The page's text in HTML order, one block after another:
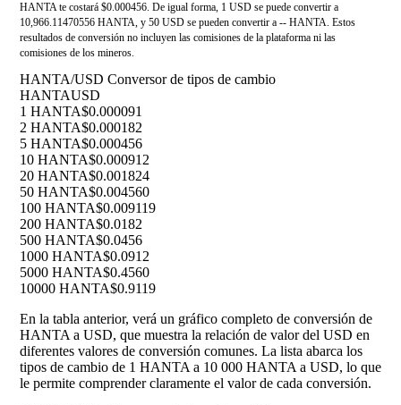
HANTA te costará $0.000456. De igual forma, 1 USD se puede convertir a
10,966.11470556 HANTA, y 50 USD se pueden convertir a -- HANTA. Estos
resultados de conversión no incluyen las comisiones de la plataforma ni las
comisiones de los mineros.
HANTA/USD Conversor de tipos de cambio
HANTAUSD
1 HANTA$0.000091
2 HANTA$0.000182
5 HANTA$0.000456
10 HANTA$0.000912
20 HANTA$0.001824
50 HANTA$0.004560
100 HANTA$0.009119
200 HANTA$0.0182
500 HANTA$0.0456
1000 HANTA$0.0912
5000 HANTA$0.4560
10000 HANTA$0.9119
En la tabla anterior, verá un gráfico completo de conversión de
HANTA a USD, que muestra la relación de valor del USD en
diferentes valores de conversión comunes. La lista abarca los
tipos de cambio de 1 HANTA a 10 000 HANTA a USD, lo que
le permite comprender claramente el valor de cada conversión.